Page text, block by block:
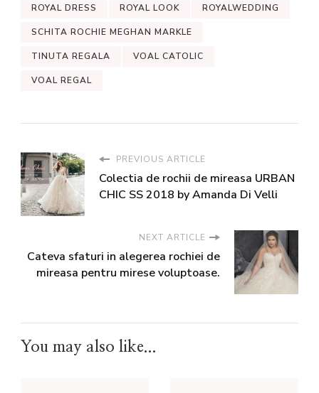
ROYAL DRESS ROYAL LOOK ROYALWEDDING
SCHITA ROCHIE MEGHAN MARKLE
TINUTA REGALA VOAL CATOLIC
VOAL REGAL
PREVIOUS ARTICLE
Colectia de rochii de mireasa URBAN
CHIC SS 2018 by Amanda Di Velli
NEXT ARTICLE
Cateva sfaturi in alegerea rochiei de
mireasa pentru mirese voluptoase.
You may also like...